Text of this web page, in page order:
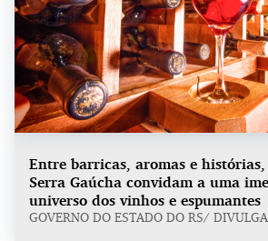
Entre barricas, aromas e histórias,
Serra Gaúcha convidam a uma
universo dos vinhos e espumantes
GOVERNO DO ESTADO DO RS/